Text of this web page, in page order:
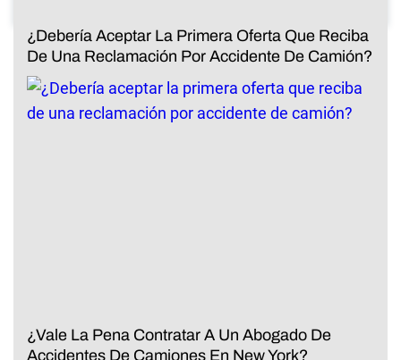
¿Debería Aceptar La Primera Oferta Que Reciba
De Una Reclamación Por Accidente De Camión?
¿Vale La Pena Contratar A Un Abogado De
Accidentes De Camiones En New York?